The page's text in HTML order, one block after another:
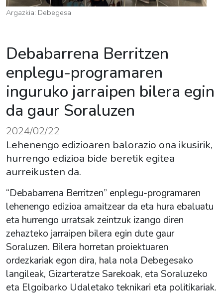
Argazkia: Debegesa
Debabarrena Berritzen
enplegu-programaren
inguruko jarraipen bilera egin
da gaur Soraluzen
2024/02/22
Lehenengo edizioaren balorazio ona ikusirik,
hurrengo edizioa bide beretik egitea
aurreikusten da.
“Debabarrena Berritzen” enplegu-programaren
lehenengo edizioa amaitzear da eta hura ebaluatu
eta hurrengo urratsak zeintzuk izango diren
zehazteko jarraipen bilera egin dute gaur
Soraluzen. Bilera horretan proiektuaren
ordezkariak egon dira, hala nola Debegesako
langileak, Gizarteratze Sarekoak, eta Soraluzeko
eta Elgoibarko Udaletako teknikari eta politikariak.